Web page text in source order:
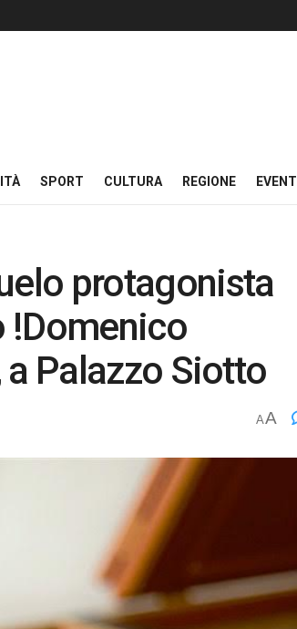
SPORT CULTURA REGIONE EVENTI
protagonista
!Domenico
Palazzo Siotto
AA